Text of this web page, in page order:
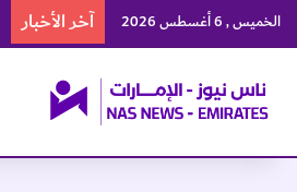
الخميس , 6 أغسطس 2026 آخر الأخبار